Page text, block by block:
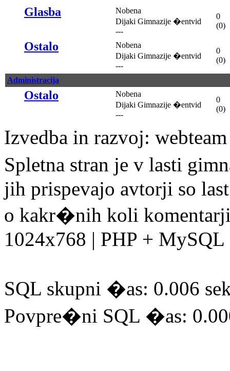
Glasba
Nobena
Dijaki Gimnazije �entvid
---
0
(0)
Ostalo
Nobena
Dijaki Gimnazije �entvid
---
0
(0)
Administracija
Ostalo
Nobena
Dijaki Gimnazije �entvid
---
0
(0)
Izvedba in razvoj:
Spletna stran je v lasti
jih prispevajo avtorji so
o kakr�nih koli
1024x768 | PHP + MySQL
SQL skupni �as: 0.006
Povpre�ni SQL �as: